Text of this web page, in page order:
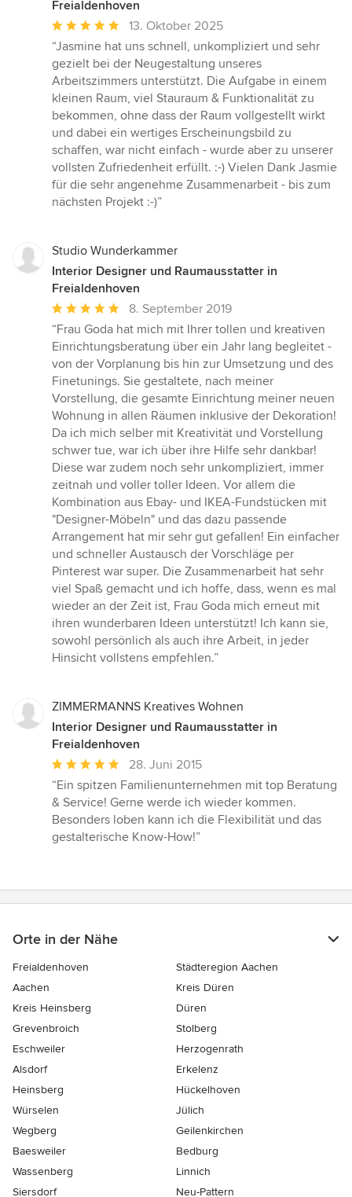
Freialdenhoven
Durchschnittliche
Bewertung:
5
von
5
Sternen
13. Oktober 2025
“Jasmine hat uns schnell, unkompliziert und sehr
gezielt bei der Neugestaltung unseres
Arbeitszimmers unterstützt. Die Aufgabe in einem
kleinen Raum, viel Stauraum & Funktionalität zu
bekommen, ohne dass der Raum vollgestellt wirkt
und dabei ein wertiges Erscheinungsbild zu
schaffen, war nicht einfach - wurde aber zu unserer
vollsten Zufriedenheit erfüllt. :-) Vielen Dank Jasmie
für die sehr angenehme Zusammenarbeit - bis zum
nächsten Projekt :-)”
Studio Wunderkammer
Interior Designer und Raumausstatter in
Freialdenhoven
Durchschnittliche
Bewertung:
5
von
5
Sternen
8. September 2019
“Frau Goda hat mich mit Ihrer tollen und kreativen
Einrichtungsberatung über ein Jahr lang begleitet -
von der Vorplanung bis hin zur Umsetzung und des
Finetunings. Sie gestaltete, nach meiner
Vorstellung, die gesamte Einrichtung meiner neuen
Wohnung in allen Räumen inklusive der Dekoration!
Da ich mich selber mit Kreativität und Vorstellung
schwer tue, war ich über ihre Hilfe sehr dankbar!
Diese war zudem noch sehr unkompliziert, immer
zeitnah und voller toller Ideen. Vor allem die
Kombination aus Ebay- und IKEA-Fundstücken mit
"Designer-Möbeln" und das dazu passende
Arrangement hat mir sehr gut gefallen! Ein einfacher
und schneller Austausch der Vorschläge per
Pinterest war super. Die Zusammenarbeit hat sehr
viel Spaß gemacht und ich hoffe, dass, wenn es mal
wieder an der Zeit ist, Frau Goda mich erneut mit
ihren wunderbaren Ideen unterstützt! Ich kann sie,
sowohl persönlich als auch ihre Arbeit, in jeder
Hinsicht vollstens empfehlen.”
ZIMMERMANNS Kreatives Wohnen
Interior Designer und Raumausstatter in
Freialdenhoven
Durchschnittliche
Bewertung:
5
von
5
28. Juni 2015
“Ein spitzen Familienunternehmen mit top Beratung
& Service! Gerne werde ich wieder kommen.
Besonders loben kann ich die Flexibilität und das
gestalterische Know-How!”
Orte in der Nähe
Freialdenhoven
Städteregion Aachen
Aachen
Kreis Düren
Kreis Heinsberg
Düren
Grevenbroich
Stolberg
Eschweiler
Herzogenrath
Alsdorf
Erkelenz
Heinsberg
Hückelhoven
Würselen
Jülich
Wegberg
Geilenkirchen
Baesweiler
Bedburg
Wassenberg
Linnich
Siersdorf
Neu-Pattern